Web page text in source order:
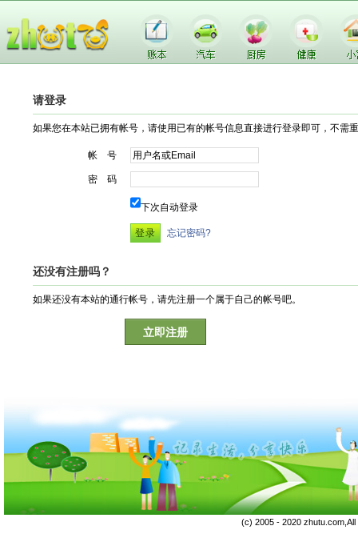
请登录
如果您在本站已拥有帐号，请使用已有的帐号信息直接进行登录即可，不需
帐 号
密 码
下次自动登录
忘记密码?
还没有注册吗？
如果还没有本站的通行帐号，请先注册一个属于自己的帐号吧。
立即注册
(c) 2005 - 2020